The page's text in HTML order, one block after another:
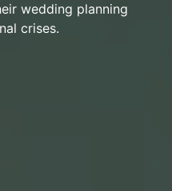
wedding planning
crises.